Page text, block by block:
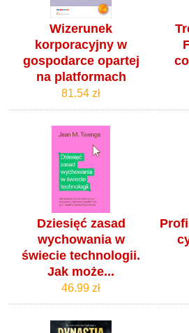
Wizerunek
korporacyjny w
gospodarce opartej
na platformach
81.54 zł
Dziesięć zasad
wychowania w
świecie technologii.
Jak może...
46.99 zł